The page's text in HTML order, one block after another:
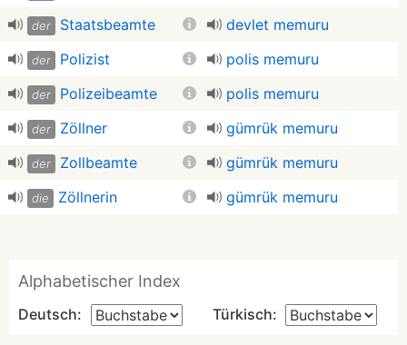
der Staatsbeamte devlet memuru
der Polizist polis memuru
der Polizeibeamte polis memuru
der Zöllner gümrük memuru
der Zollbeamte gümrük memuru
die Zöllnerin gümrük memuru
Alphabetischer Index
Deutsch: Türkisch: